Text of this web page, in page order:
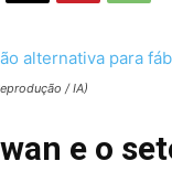
/ IA)
e o